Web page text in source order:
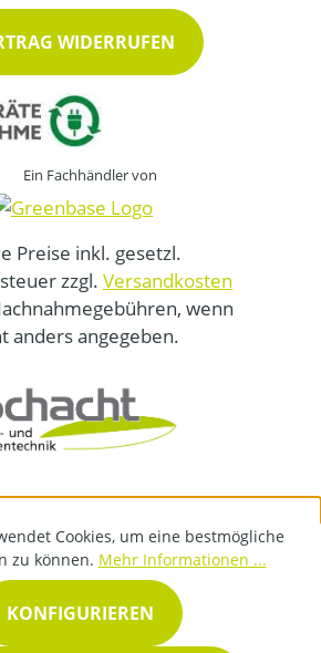
WIDERRUFEN
Ein Fachhändler von
Preise inkl. gesetzl.
zzgl. Versandkosten
wenn
anders angegeben.
Cookies, um eine bestmögliche
zu können. Mehr Informationen ...
KONFIGURIEREN